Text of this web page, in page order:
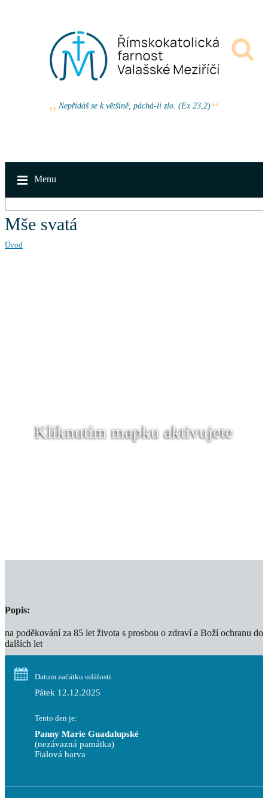
Nepřidáš se k většině, páchá-li zlo. (Ex 23,2)
Menu
Mše svatá
Úvod
Kliknutím mapku aktivujete
Popis:
na poděkování za 85 let života s prosbou o zdraví a Boží ochranu do
dalších let
Datum začátku události
Pátek 12.12.2025
Tento den je:
Panny Marie Guadalupské
(nezávazná památka)
Fialová barva